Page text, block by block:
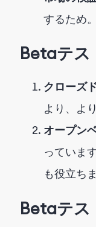
するため。
Betaテス
クローズ
より、よ
オープン
っていま
も役立ち
Betaテス